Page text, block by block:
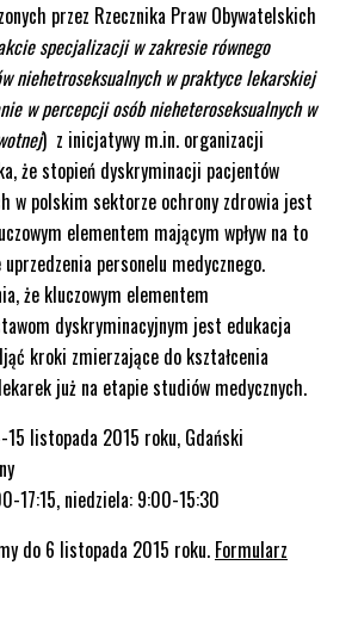
przez Rzecznika Praw Obywatelskich
specjalizacji w zakresie równego
niehetroseksualnych w praktyce lekarskiej
w percepcji osób nieheteroseksualnych w
) z inicjatywy m.in. organizacji
że stopień dyskryminacji pacjentów
w polskim sektorze ochrony zdrowia jest
elementem mającym wpływ na to
personelu medycznego.
że kluczowym elementem
dyskryminacyjnym jest edukacja
kroki zmierzające do kształcenia
już na etapie studiów medycznych.
listopada 2015 roku, Gdański
17:15, niedziela: 9:00-15:30
do 6 listopada 2015 roku. Formularz